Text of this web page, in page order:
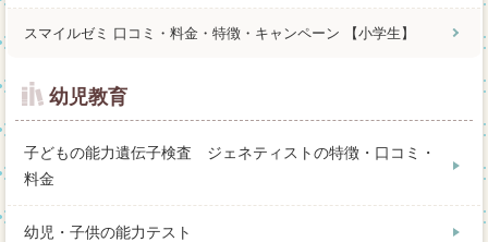
スマイルゼミ 口コミ・料金・特徴・キャンペーン 【小学生】
幼児教育
子どもの能力遺伝子検査 ジェネティストの特徴・口コミ・
料金
幼児・子供の能力テスト